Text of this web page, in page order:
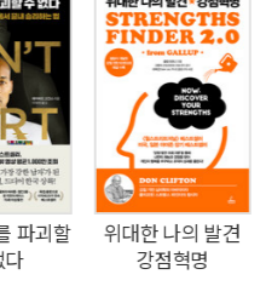
척 익숙한 ‘더블클릭’ ‘마우
개발한 프로그래머다. 그는
윈도우98’, ‘인터넷 익스플로
설계하면서 마이크로소프트
다. 밤샘과 초과근무로 악명 높
발명을 할 수 있었던 비결은
힘’이다. 그는 자신이 일찍
결을 ‘로켓 스타트 시간 관리
파괴할
다
위대한 나의 발견
강점혁명